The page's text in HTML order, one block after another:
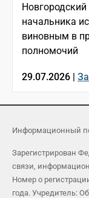
Новгородский
начальника
виновным в
полномочий
29.07.2026 |
Информационный
Зарегистрирован
связи,
Номер о
года. Учредитель: